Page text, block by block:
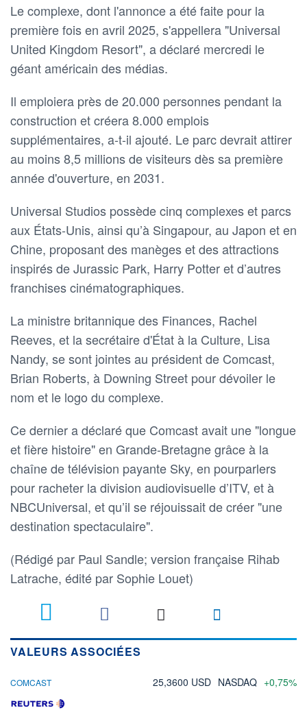
Le complexe, dont l'annonce a été faite pour la
première fois en avril 2025, s'appellera "Universal
United Kingdom Resort", a déclaré mercredi le
géant américain des médias.
Il emploiera près de 20.000 personnes pendant la
construction et créera 8.000 emplois
supplémentaires, a-t-il ajouté. Le parc devrait attirer
au moins 8,5 millions de visiteurs dès sa première
année d'ouverture, en 2031.
Universal Studios possède cinq complexes et parcs
aux États-Unis, ainsi qu’à Singapour, au Japon et en
Chine, proposant des manèges et des attractions
inspirés de Jurassic Park, Harry Potter et d’autres
franchises cinématographiques.
La ministre britannique des Finances, Rachel
Reeves, et la secrétaire d'État à la Culture, Lisa
Nandy, se sont jointes au président de Comcast,
Brian Roberts, à Downing Street pour dévoiler le
nom et le logo du complexe.
Ce dernier a déclaré que Comcast avait une "longue
et fière histoire" en Grande-Bretagne grâce à la
chaîne de télévision payante Sky, en pourparlers
pour racheter la division audiovisuelle d’ITV, et à
NBCUniversal, et qu’il se réjouissait de créer "une
destination spectaculaire".
(Rédigé par Paul Sandle; version française Rihab
Latrache, édité par Sophie Louet)
VALEURS ASSOCIÉES
COMCAST 25,3600 USD NASDAQ +0,75%